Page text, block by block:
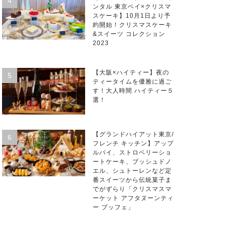
ンタル 東京ベイ×クリスマ
スケーキ】10月1日より予
約開始！クリスマスケーキ
&スイーツ コレクション
2023
【大阪×ハイティー】夜の
ティータイムを優雅に過ご
す！大人時間 ハイティー５
選！
【グランドハイアット東京/
フレンチ キッチン】アップ
ルパイ、ストロベリーショ
ートケーキ、ブッシュドノ
エル、シュトーレンなど定
番スイーツから伝統菓子ま
でがずらり「クリスマスマ
ーケット アフタヌーンティ
ー ブッフェ」